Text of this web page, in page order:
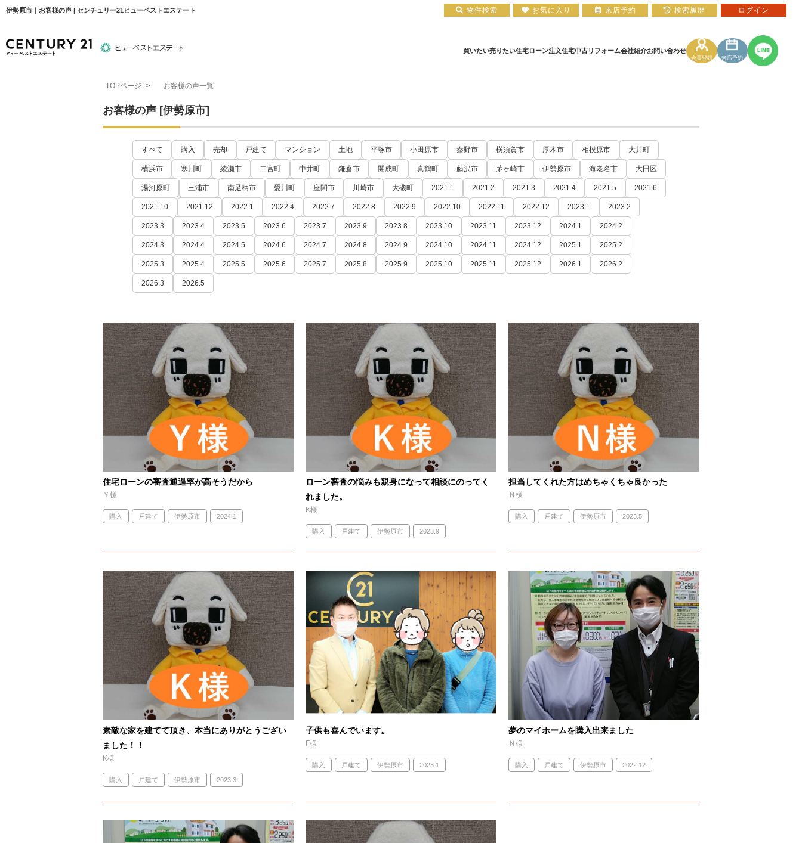
伊勢原市｜お客様の声 | センチュリー21ヒューベストエステート
買いたい
物件検索
売りたい住宅ローン
住宅ローンについて
注文住宅中古リフォーム会社紹介お問い合わせ
会員登録 来店予約
TOPページ > お客様の声一覧
お客様の声 [伊勢原市]
すべて 購入 売却 戸建て マンション 土地 平塚市 小田原市 秦野市 横須賀市 厚木市 相模原市 大井町
横浜市 寒川町 綾瀬市 二宮町 中井町 鎌倉市 開成町 真鶴町 藤沢市 茅ヶ崎市 伊勢原市 海老名市 大田区
湯河原町 三浦市 南足柄市 愛川町 座間市 川崎市 大磯町 2021.1 2021.2 2021.3 2021.4 2021.5 2021.6
2021.10 2021.12 2022.1 2022.4 2022.7 2022.8 2022.9 2022.10 2022.11 2022.12 2023.1 2023.2
2023.3 2023.4 2023.5 2023.6 2023.7 2023.9 2023.8 2023.10 2023.11 2023.12 2024.1 2024.2
2024.3 2024.4 2024.5 2024.6 2024.7 2024.8 2024.9 2024.10 2024.11 2024.12 2025.1 2025.2
2025.3 2025.4 2025.5 2025.6 2025.7 2025.8 2025.9 2025.10 2025.11 2025.12 2026.1 2026.2
2026.3 2026.5
住宅ローンの審査通過率が高そうだから
Ｙ様
購入 戸建て 伊勢原市 2024.1
ローン審査の悩みも親身になって相談にのってく
れました。
K様
購入 戸建て 伊勢原市 2023.9
担当してくれた方はめちゃくちゃ良かった
Ｎ様
購入 戸建て 伊勢原市 2023.5
素敵な家を建てて頂き、本当にありがとうござい
ました！！
K様
購入 戸建て 伊勢原市 2023.3
子供も喜んでいます。
F様
購入 戸建て 伊勢原市 2023.1
夢のマイホームを購入出来ました
Ｎ様
購入 戸建て 伊勢原市 2022.12
物件検索 お気に入り 来店予約 検索履歴 ログイン